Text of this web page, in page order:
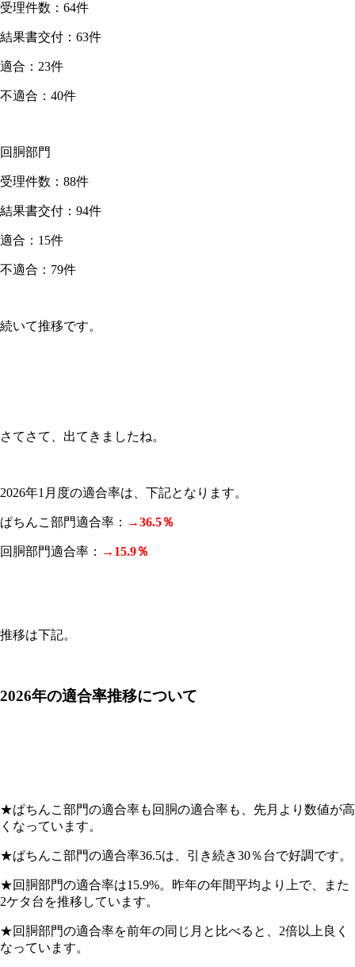
受理件数：64件
結果書交付：63件
適合：23件
不適合：40件
回胴部門
受理件数：88件
結果書交付：94件
適合：15件
不適合：79件
続いて推移です。
さてさて、出てきましたね。
2026年1月度の適合率は、下記となります。
ぱちんこ部門適合率： →36.5％
回胴部門適合率： →15.9％
推移は下記。
2026年の適合率推移について
★ぱちんこ部門の適合率も回胴の適合率も、先月より数値が高
くなっています。
★ぱちんこ部門の適合率36.5は、引き続き30％台で好調です。
★回胴部門の適合率は15.9%。昨年の年間平均より上で、また
2ケタ台を推移しています。
★回胴部門の適合率を前年の同じ月と比べると、2倍以上良く
なっています。